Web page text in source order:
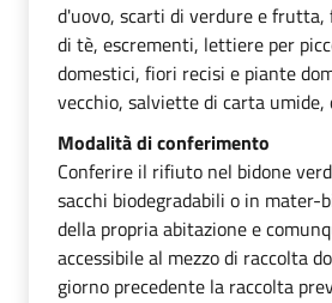
d'uovo, scarti di verdure e
di tè, escrementi, lettiere per
domestici, fiori recisi e piante
vecchio, salviette di carta umide,
Modalità di conferimento
Conferire il rifiuto nel bidone
sacchi biodegradabili o in mater-
della propria abitazione e
accessibile al mezzo di raccolta
giorno precedente la raccolta